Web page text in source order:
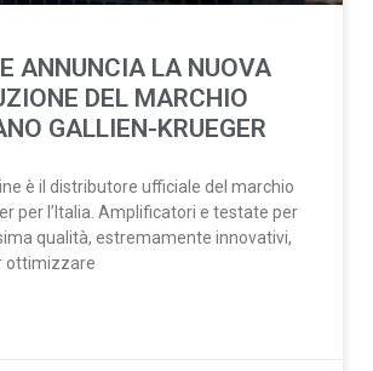
ANNUNCIA LA NUOVA
DEL MARCHIO
GALLIEN-KRUEGER
è il distributore ufficiale del marchio
per l’Italia. Amplificatori e testate per
qualità, estremamente innovativi,
ottimizzare